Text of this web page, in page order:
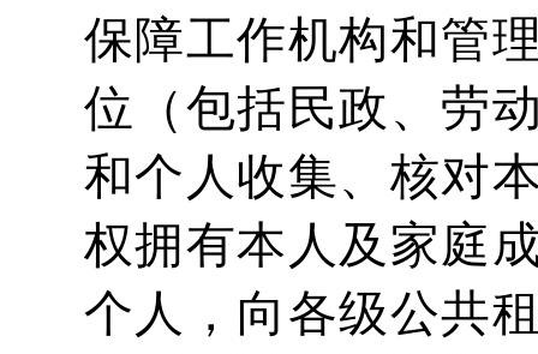
保障工作机构和管
位（包括民政、劳
和个人收集、核对
权拥有本人及家庭
个人，向各级公共